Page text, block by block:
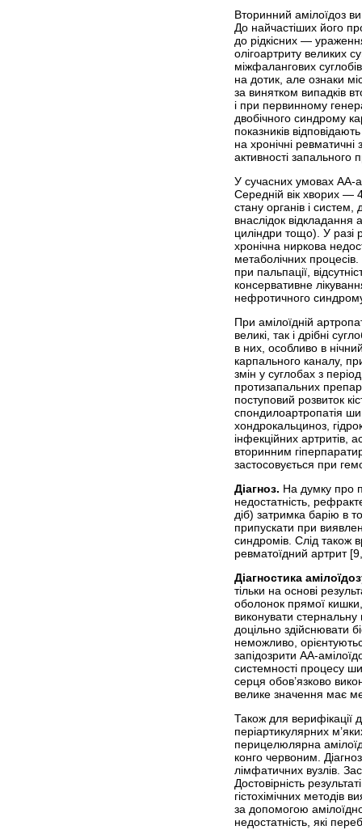
Вторинний амілоїдоз
До найчастіших його
до рідкісних —
олігоартриту великих
міжфалангових
на дотик, але ознаки
за винятком випадків
і при первинному
двобічного синдрому
показників
на хронічні
активності
У сучасних умовах АА-
Середній вік хворих —
стану органів і
внаслідок відкладання
циліндри тощо). У разі
хронічна ниркова
метаболічних
при пальпації,
консервативне
нефротичного
При амілоїдній
великі, так і дрібні
в них, особ­ливо в
карпального каналу,
змін у суглобах з
протизапальних
поступовий розвиток
спондилоартропатія
хондрокальциноз,
інфекційних артритів,
вторинним
застосовується при
Діагноз. На думку про
недостатність,
діб) затримка барію в
припускати при
синдромів. Слід також
ревматоїдний артрит
Діагностика
тільки на основі
оболонок прямої кишки,
виконувати стернальну
доцільно здійснювати
неможливо,
запідозрити АА-
системності процесу
серця обов’язково
велике значення має
Також для верифікації
періартикулярних
перицелюлярна
конго червоним.
лімфатичних вузлів.
Достовірність
гістохімічних методів
за допомогою
недостатність, які